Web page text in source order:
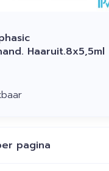
Haaruit.8x5,5ml
pagina